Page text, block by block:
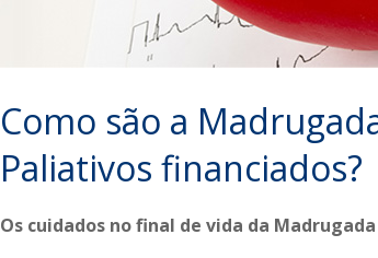
Como são a
Paliativos financiados?
Os cuidados no final de vida da